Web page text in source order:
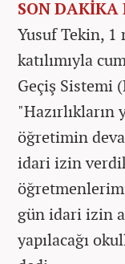
SON DAKİKA
Yusuf Tekin, 1
katılımıyla
Geçiş Sistemi
öğretimin
idari izin
gün idari izin
yapılacağı